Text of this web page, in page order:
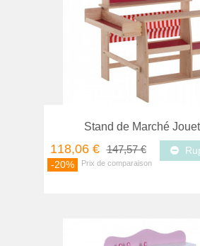
Stand de Marché
118,06 € 147,57 €
-20%